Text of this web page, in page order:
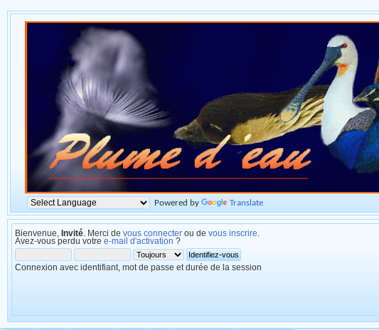
Powered by Translate
Bienvenue, Invité . Merci de vous connecter ou de vous inscrire
Avez-vous perdu votre e-mail d'activation ?
Connexion avec identifiant, mot de passe et durée de la session